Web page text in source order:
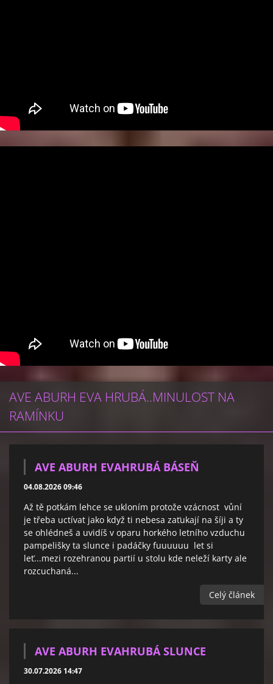
AVE ABURH EVA HRUBÁ..MINULOST NA
RAMÍNKU
AVE ABURH EVAHRUBÁ BÁSEŇ
04.08.2026 09:46
Až tě potkám lehce se ukloním protože vzácnost vůní
je třeba uctívat jako když ti nebesa zaťukají na šíji a ty
se ohlédneš a uvidíš v oparu horkého letního vzduchu
pampelišky ta slunce i padáčky fuuuuuu let si
leť...mezi rozehranou partií u stolu kde neleží karty ale
rozcuchaná...
Celý článek
AVE ABURH EVAHRUBÁ SLUNCE
30.07.2026 14:47